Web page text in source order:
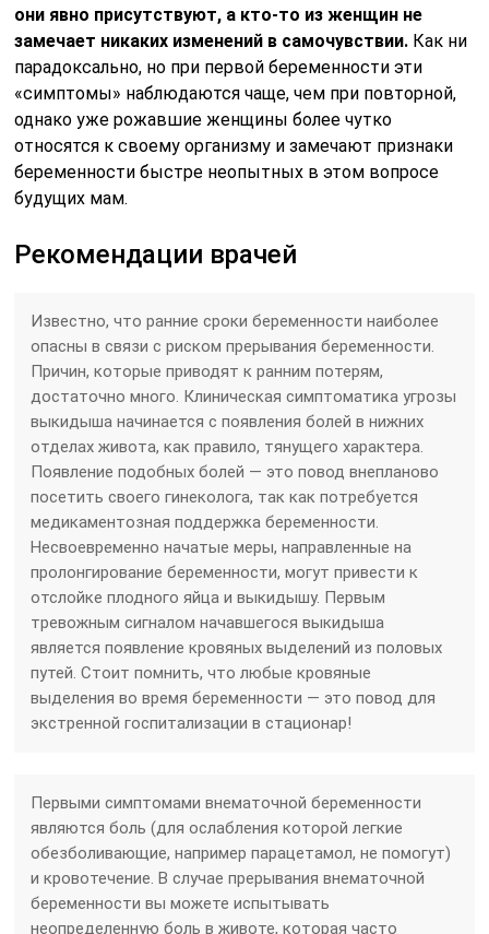
они явно присутствуют, а кто-то из женщин не
замечает никаких изменений в самочувствии. Как ни
парадоксально, но при первой беременности эти
«симптомы» наблюдаются чаще, чем при повторной,
однако уже рожавшие женщины более чутко
относятся к своему организму и замечают признаки
беременности быстре неопытных в этом вопросе
будущих мам.
Рекомендации врачей
Известно, что ранние сроки беременности наиболее
опасны в связи с риском прерывания беременности.
Причин, которые приводят к ранним потерям,
достаточно много. Клиническая симптоматика угрозы
выкидыша начинается с появления болей в нижних
отделах живота, как правило, тянущего характера.
Появление подобных болей — это повод внепланово
посетить своего гинеколога, так как потребуется
медикаментозная поддержка беременности.
Несвоевременно начатые меры, направленные на
пролонгирование беременности, могут привести к
отслойке плодного яйца и выкидышу. Первым
тревожным сигналом начавшегося выкидыша
является появление кровяных выделений из половых
путей. Стоит помнить, что любые кровяные
выделения во время беременности — это повод для
экстренной госпитализации в стационар!
Первыми симптомами внематочной беременности
являются боль (для ослабления которой легкие
обезболивающие, например парацетамол, не помогут)
и кровотечение. В случае прерывания внематочной
беременности вы можете испытывать
неопределенную боль в животе, которая часто